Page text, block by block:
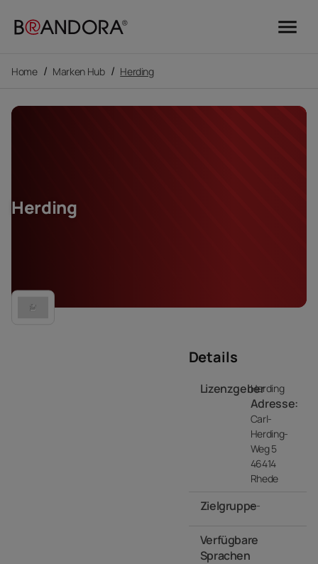
menu
Home / Marken Hub / Herding
Herding
Details
LizenzgeberHerding
Adresse:
Carl-
Herding-
Weg 5
46414
Rhede
Zielgruppe- -
Verfügbare
Sprachen